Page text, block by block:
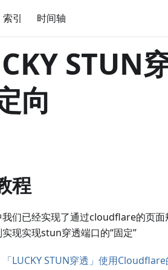
索引 时间轴
向
程
们已经实现了通过cloudflare的页面
现实现stun穿透端口的“固定”
「LUCKY STUN穿透」使用